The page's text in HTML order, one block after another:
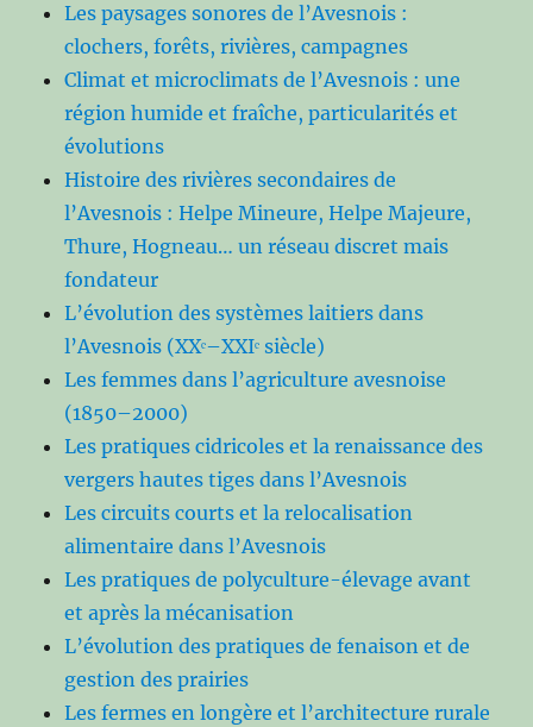
Les paysages sonores de l’Avesnois :
clochers, forêts, rivières, campagnes
Climat et microclimats de l’Avesnois : une
région humide et fraîche, particularités et
évolutions
Histoire des rivières secondaires de
l’Avesnois : Helpe Mineure, Helpe Majeure,
Thure, Hogneau… un réseau discret mais
fondateur
L’évolution des systèmes laitiers dans
l’Avesnois (XXᵉ–XXIᵉ siècle)
Les femmes dans l’agriculture avesnoise
(1850–2000)
Les pratiques cidricoles et la renaissance des
vergers hautes tiges dans l’Avesnois
Les circuits courts et la relocalisation
alimentaire dans l’Avesnois
Les pratiques de polyculture-élevage avant
et après la mécanisation
L’évolution des pratiques de fenaison et de
gestion des prairies
Les fermes en longère et l’architecture rurale